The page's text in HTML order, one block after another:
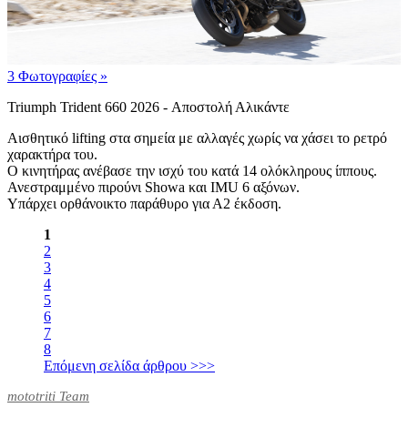
3 Φωτογραφίες »
Triumph Trident 660 2026 - Αποστολή Αλικάντε
Αισθητικό lifting στα σημεία με αλλαγές χωρίς να χάσει το ρετρό
χαρακτήρα του.
Ο κινητήρας ανέβασε την ισχύ του κατά 14 ολόκληρους ίππους.
Ανεστραμμένο πιρούνι Showa και IMU 6 αξόνων.
Υπάρχει ορθάνοικτο παράθυρο για Α2 έκδοση.
1
2
3
4
5
6
7
8
Επόμενη σελίδα άρθρου >>>
mototriti Team